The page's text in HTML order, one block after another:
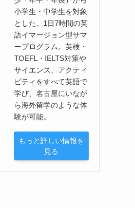
小学生・中学生を対象
とした、1日7時間の英
語イマージョン型サマ
ープログラム。英検・
TOEFL・IELTS対策や
サイエンス、アクティ
ビティをすべて英語で
学び、名古屋にいなが
ら海外留学のような体
験が可能。
もっと詳しい情報を
見る